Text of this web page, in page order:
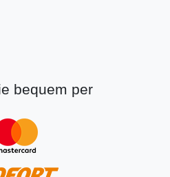
bequem per